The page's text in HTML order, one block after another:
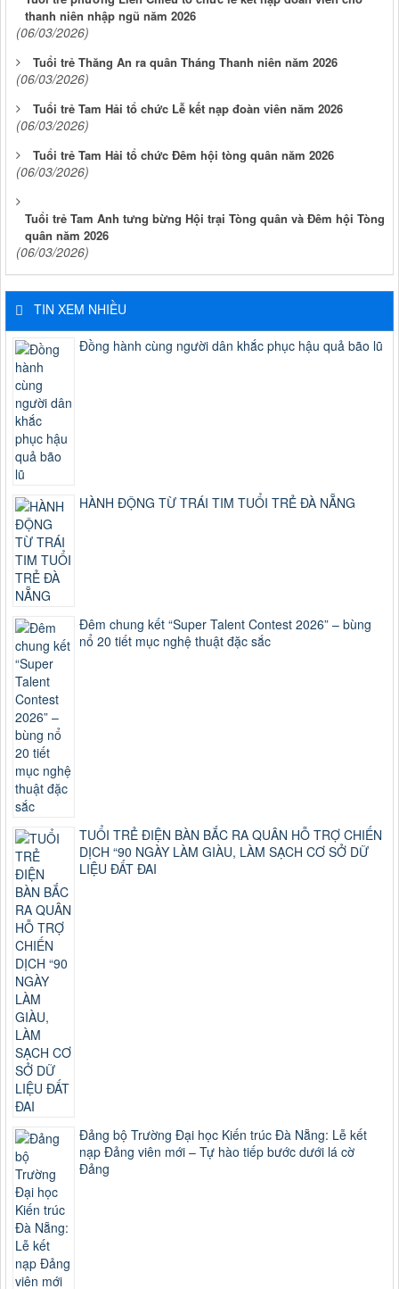
thanh niên nhập ngũ năm 2026
(06/03/2026)
Tuổi trẻ Thăng An ra quân Tháng Thanh niên năm 2026
(06/03/2026)
Tuổi trẻ Tam Hải tổ chức Lễ kết nạp đoàn viên năm 2026
(06/03/2026)
Tuổi trẻ Tam Hải tổ chức Đêm hội tòng quân năm 2026
(06/03/2026)
Tuổi trẻ Tam Anh tưng bừng Hội trại Tòng quân và Đêm hội Tòng
quân năm 2026
(06/03/2026)
TIN XEM NHIỀU
Đồng hành cùng người dân khắc phục hậu quả bão lũ
HÀNH ĐỘNG TỪ TRÁI TIM TUỔI TRẺ ĐÀ NẴNG
Đêm chung kết “Super Talent Contest 2026” – bùng
nổ 20 tiết mục nghệ thuật đặc sắc
TUỔI TRẺ ĐIỆN BÀN BẮC RA QUÂN HỖ TRỢ CHIẾN
DỊCH “90 NGÀY LÀM GIÀU, LÀM SẠCH CƠ SỞ DỮ
LIỆU ĐẤT ĐAI
Đảng bộ Trường Đại học Kiến trúc Đà Nẵng: Lễ kết
nạp Đảng viên mới – Tự hào tiếp bước dưới lá cờ
Đảng